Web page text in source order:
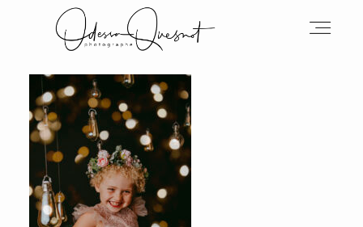
INFOS
MON TRAVAIL